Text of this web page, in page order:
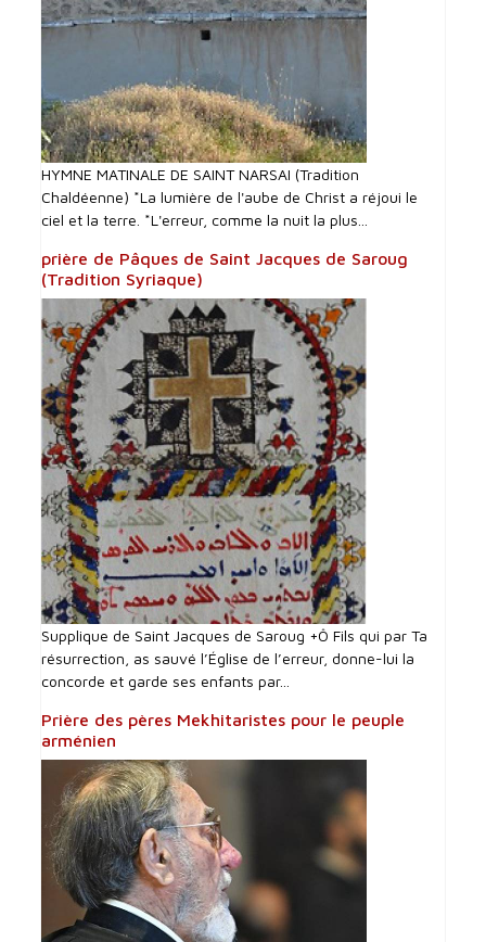
HYMNE MATINALE DE SAINT NARSAI (Tradition
Chaldéenne) *La lumière de l'aube de Christ a réjoui le
ciel et la terre. *L'erreur, comme la nuit la plus...
prière de Pâques de Saint Jacques de Saroug
(Tradition Syriaque)
Supplique de Saint Jacques de Saroug +Ô Fils qui par Ta
résurrection, as sauvé l’Église de l’erreur, donne-lui la
concorde et garde ses enfants par...
Prière des pères Mekhitaristes pour le peuple
arménien